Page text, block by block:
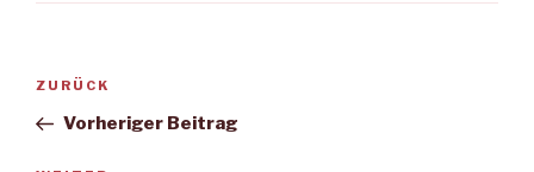
Beitragsnavigation
Vorheriger
Beitrag
ZURÜCK
Vorheriger Beitrag